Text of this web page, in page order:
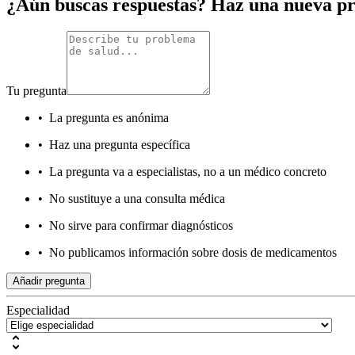
¿Aún buscas respuestas? Haz una nueva
Tu pregunta
• La pregunta es anónima
• Haz una pregunta específica
• La pregunta va a especialistas, no a un médico concreto
• No sustituye a una consulta médica
• No sirve para confirmar diagnósticos
• No publicamos información sobre dosis de medicamentos
Añadir pregunta
Especialidad